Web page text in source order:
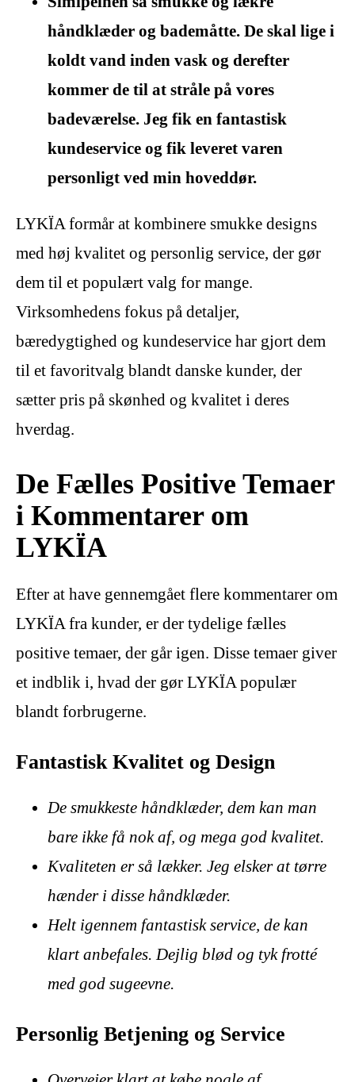
håndklæder og bademåtte. De skal lige i
koldt vand inden vask og derefter
kommer de til at stråle på vores
badeværelse. Jeg fik en fantastisk
kundeservice og fik leveret varen
personligt ved min hoveddør.
LYKÏA formår at kombinere smukke designs
med høj kvalitet og personlig service, der gør
dem til et populært valg for mange.
Virksomhedens fokus på detaljer,
bæredygtighed og kundeservice har gjort dem
til et favoritvalg blandt danske kunder, der
sætter pris på skønhed og kvalitet i deres
hverdag.
De Fælles Positive Temaer
i Kommentarer om
LYKÏA
Efter at have gennemgået flere kommentarer om
LYKÏA fra kunder, er der tydelige fælles
positive temaer, der går igen. Disse temaer giver
et indblik i, hvad der gør LYKÏA populær
blandt forbrugerne.
Fantastisk Kvalitet og Design
De smukkeste håndklæder, dem kan man
bare ikke få nok af, og mega god kvalitet.
Kvaliteten er så lækker. Jeg elsker at tørre
hænder i disse håndklæder.
Helt igennem fantastisk service, de kan
klart anbefales. Dejlig blød og tyk frotté
med god sugeevne.
Personlig Betjening og Service